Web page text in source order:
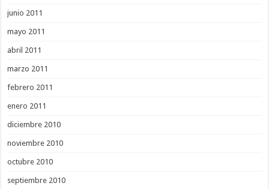
junio 2011
mayo 2011
abril 2011
marzo 2011
febrero 2011
enero 2011
diciembre 2010
noviembre 2010
octubre 2010
septiembre 2010